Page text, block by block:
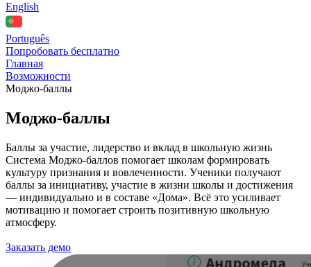
English
Português
Попробовать бесплатно
Главная
Возможности
Моджо-баллы
Моджо-баллы
Баллы за участие, лидерство и вклад в школьную жизнь
Система Моджо-баллов помогает школам формировать
культуру признания и вовлеченности. Ученики получают
баллы за инициативу, участие в жизни школы и достижения
— индивидуально и в составе «Дома». Всё это усиливает
мотивацию и помогает строить позитивную школьную
атмосферу.
Заказать демо